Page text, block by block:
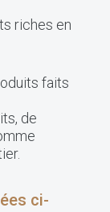
riches en
faits
de
ci-